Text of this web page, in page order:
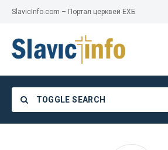
SlavicInfo.com – Портал церквей ЕХБ
TOGGLE SEARCH